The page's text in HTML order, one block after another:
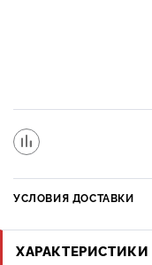
УСЛОВИЯ ДОСТАВКИ
ХАРАКТЕРИСТИКИ